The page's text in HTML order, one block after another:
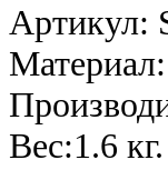
Артикул:
Веc:1.6 кг.